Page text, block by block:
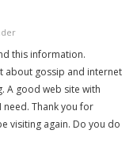
this information.
about gossip and internet
A good web site with
need. Thank you for
visiting again. Do you do